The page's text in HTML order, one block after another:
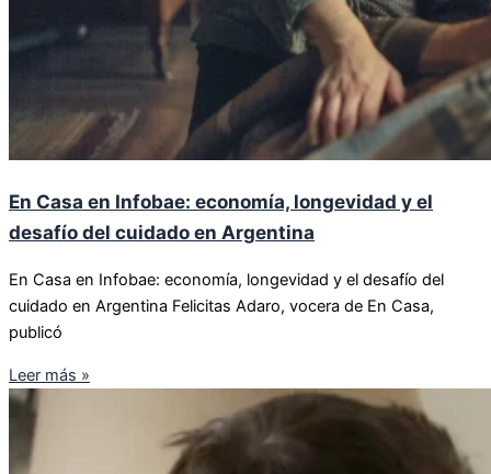
En Casa en Infobae: economía, longevidad y el
desafío del cuidado en Argentina
En Casa en Infobae: economía, longevidad y el desafío del
cuidado en Argentina Felicitas Adaro, vocera de En Casa,
publicó
Leer más »